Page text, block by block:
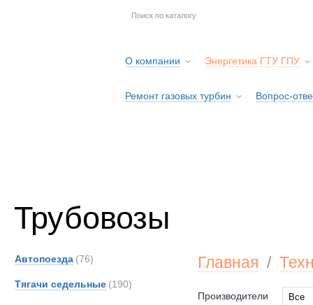
О компании Энергетика ГТУ ГПУ
Ремонт газовых турбин Вопрос-
Трубовозы
Автопоезда (76)
Тягачи седельные (190)
Главная /
Производители
Все